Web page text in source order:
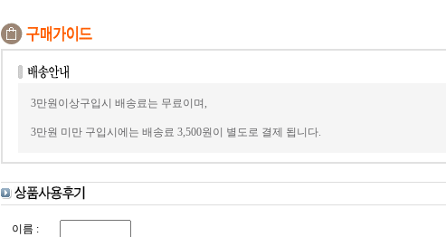
3만원이상구입시 배송료는 무료이며,
3만원 미만 구입시에는 배송료 3,500원이 별도로 결제 됩니다.
이름 :